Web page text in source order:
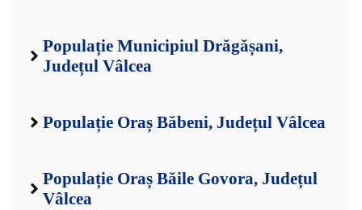
Populație Municipiul Drăgășani,
Județul Vâlcea
Populație Oraș Băbeni, Județul Vâlcea
Populație Oraș Băile Govora, Județul
Vâlcea